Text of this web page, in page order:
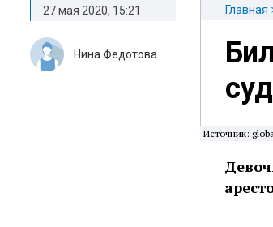
Главная
Источник:
27 мая 2020, 15:21
Нина Федотова